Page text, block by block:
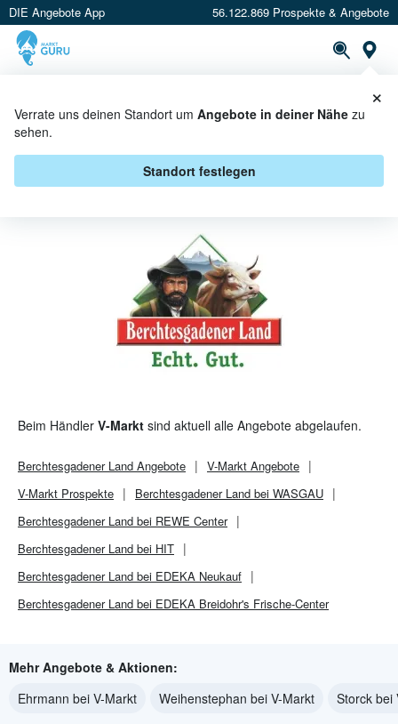
DIE Angebote App 56.122.869 Prospekte & Angebote
Verrate uns deinen Standort um Angebote in deiner Nähe zu
sehen.
Standort festlegen
×
BERCHTESGADENER LAND BEI V-
MARKT - ANGEBOTE & AKTIONEN
Beim Händler V-Markt sind aktuell alle Angebote abgelaufen.
Berchtesgadener Land Angebote V-Markt Angebote
V-Markt Prospekte
Berchtesgadener Land bei WASGAU
Berchtesgadener Land bei REWE Center
Berchtesgadener Land bei HIT
Berchtesgadener Land bei EDEKA Neukauf
Berchtesgadener Land bei EDEKA Breidohr's Frische-Center
Mehr Angebote & Aktionen:
Ehrmann bei V-Markt
Weihenstephan bei V-Markt Storck bei